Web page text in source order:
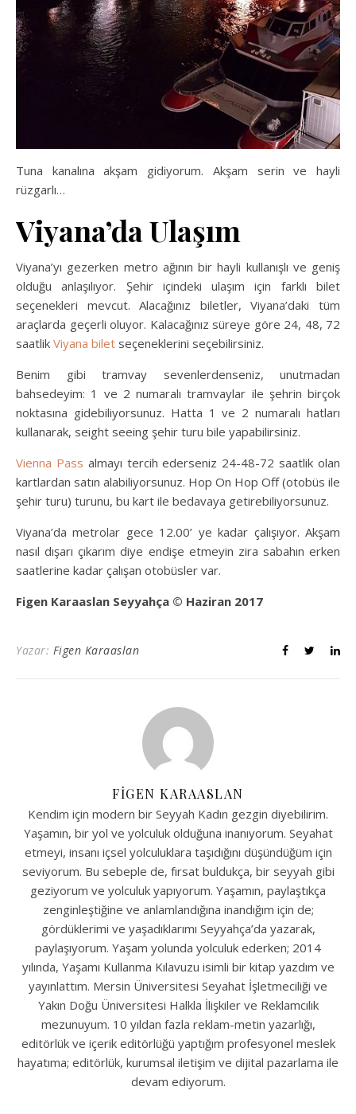
Tuna kanalına akşam gidiyorum. Akşam serin ve hayli
rüzgarlı…
Viyana’da Ulaşım
Viyana’yı gezerken metro ağının bir hayli kullanışlı ve geniş
olduğu anlaşılıyor. Şehir içindeki ulaşım için farklı bilet
seçenekleri mevcut. Alacağınız biletler, Viyana’daki tüm
araçlarda geçerli oluyor. Kalacağınız süreye göre 24, 48, 72
saatlik Viyana bilet seçeneklerini seçebilirsiniz.
Benim gibi tramvay sevenlerdenseniz, unutmadan
bahsedeyim: 1 ve 2 numaralı tramvaylar ile şehrin birçok
noktasına gidebiliyorsunuz. Hatta 1 ve 2 numaralı hatları
kullanarak, seight seeing şehir turu bile yapabilirsiniz.
Vienna Pass almayı tercih ederseniz 24-48-72 saatlik olan
kartlardan satın alabiliyorsunuz. Hop On Hop Off (otobüs ile
şehir turu) turunu, bu kart ile bedavaya getirebiliyorsunuz.
Viyana’da metrolar gece 12.00’ ye kadar çalışıyor. Akşam
nasıl dışarı çıkarım diye endişe etmeyin zira sabahın erken
saatlerine kadar çalışan otobüsler var.
Figen Karaaslan Seyyahça © Haziran 2017
Yazar: Figen Karaaslan
FIGEN KARAASLAN
Kendim için modern bir Seyyah Kadın gezgin diyebilirim.
Yaşamın, bir yol ve yolculuk olduğuna inanıyorum. Seyahat
etmeyi, insanı içsel yolculuklara taşıdığını düşündüğüm için
seviyorum. Bu sebeple de, fırsat buldukça, bir seyyah gibi
geziyorum ve yolculuk yapıyorum. Yaşamın, paylaştıkça
zenginleştiğine ve anlamlandığına inandığım için de;
gördüklerimi ve yaşadıklarımı Seyyahça’da yazarak,
paylaşıyorum. Yaşam yolunda yolculuk ederken; 2014
yılında, Yaşamı Kullanma Kılavuzu isimli bir kitap yazdım ve
yayınlattım. Mersin Üniversitesi Seyahat İşletmeciliği ve
Yakın Doğu Üniversitesi Halkla İlişkiler ve Reklamcılık
mezunuyum. 10 yıldan fazla reklam-metin yazarlığı,
editörlük ve içerik editörlüğü yaptığım profesyonel meslek
hayatıma; editörlük, kurumsal iletişim ve dijital pazarlama ile
devam ediyorum.